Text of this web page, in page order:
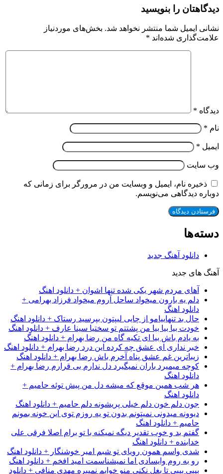
دیدگاهتان را بنویسید
نشانی ایمیل شما منتشر نخواهد شد. بخش‌های موردنیاز
علامت‌گذاری شده‌اند *
دیدگاه *
نام *
ایمیل *
وب‌ سایت
ذخیره نام، ایمیل و وبسایت من در مرورگر برای زمانی که
دوباره دیدگاهی می‌نویسم.
دسته‌ها
دانلود آهنگ جدید
آهنگ های جدید
آهای مردم شهر یکی شده تنها اشوان + دانلود اهنگ
دلم یه بارون میخواد ساحل آروم میخواد فرزاد بهرامی +
دانلود اهنگ
حال بد تنهاییامو از چایی لیپتون بپرسید رستاک + دانلود اهنگ
خودت بیا بیا بیا من پشتتم تو سختیا سینا عارف + دانلود اهنگ
به یادم باش بیا ای تکیه گاه من رضا بهرام + دانلود اهنگ
خبر نداری ای عشق چه کرده این درد رضا بهرام + دانلود اهنگ
زیباترین غم عشق پناه آخرم باش رضا بهرام + دانلود اهنگ
کوچه میمیرد باران نمیگیرد دل ندارم بی قرارم رضا بهرام +
دانلود اهنگ
هر شب همین موقع که میشه دل من پیش توئه حامیم +
دانلود اهنگ
جون دلم خون دلم خیلی پریشونه دلم حامیم + دانلود اهنگ
دیوونه میدونی نمیتونم بدون تو یه روزم توی این خونه بمونم
حامیم + دانلود اهنگ
گفتم بد و خوب تقدیر دیگه نمیکنه با تو برام اصلا فرقی علی
خدابنده + دانلود اهنگ
شدی واسم همون رویای تو شبم امیر خوشنگار + دانلود اهنگ
رو به روم وایسادی اما نمیشناسمت امید افخم + دانلود اهنگ
بیبی بیبی تا بغل نکنی منو خوابم نمیبره مهدی منافی + دانلود